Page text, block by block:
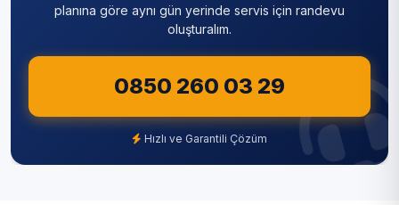
Sultanbeyli
Şişli
Tuzla
planına göre aynı gün yerinde servis için randevu
oluşturalım.
0850 260 03 29
Hızlı ve Garantili Çözüm